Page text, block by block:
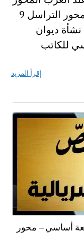
الخامس التراسل شرح نصوص محور التراسل 9
ديوان
للكاتب
إقرأ المزيد
أساسي – محور